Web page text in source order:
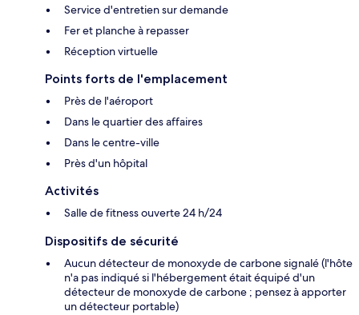
Service d'entretien sur demande
Fer et planche à repasser
Réception virtuelle
Points forts de l'emplacement
Près de l'aéroport
Dans le quartier des affaires
Dans le centre-ville
Près d'un hôpital
Activités
Salle de fitness ouverte 24 h/24
Dispositifs de sécurité
Aucun détecteur de monoxyde de carbone signalé (l'hôte
n'a pas indiqué si l'hébergement était équipé d'un
détecteur de monoxyde de carbone ; pensez à apporter
un détecteur portable)